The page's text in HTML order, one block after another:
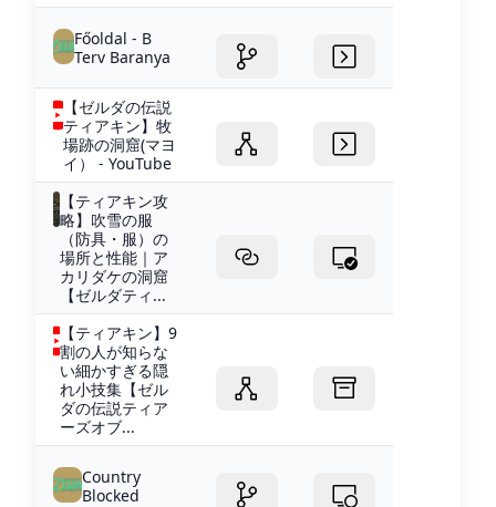
Főoldal - B
Terv Baranya
【ゼルダの伝説
ティアキン】牧
場跡の洞窟(マヨ
イ） - YouTube
【ティアキン攻
略】吹雪の服
（防具・服）の
場所と性能｜ア
カリダケの洞窟
【ゼルダティ...
【ティアキン】9
割の人が知らな
い細かすぎる隠
れ小技集【ゼル
ダの伝説ティア
ーズオブ...
Country
Blocked